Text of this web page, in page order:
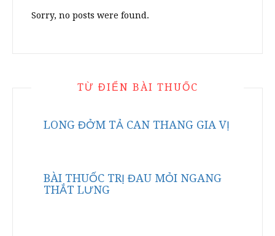
Sorry, no posts were found.
TỪ ĐIỂN BÀI THUỐC
LONG ĐỞM TẢ CAN THANG GIA VỊ
BÀI THUỐC TRỊ ĐAU MỎI NGANG
THẮT LƯNG